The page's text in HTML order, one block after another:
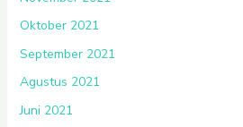
Oktober 2021
September 2021
Agustus 2021
Juni 2021